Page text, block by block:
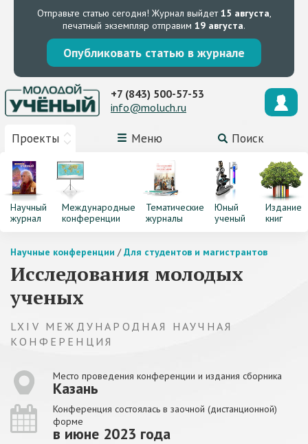
Отправьте статью сегодня! Журнал выйдет15 августа,
печатный экземпляр отправим 19 августа.
Опубликовать статью в журнале
Проекты Меню Поиск
+7 (843) 500-57-53
info@moluch.ru
Научный
журнал
Международные
конференции
Тематические
журналы
Юный
ученый
Издание
книг
Научные конференции /Для студентов и магистрантов
Исследования молодых
ученых
LXIV МЕЖДУНАРОДНАЯ НАУЧНАЯ
КОНФЕРЕНЦИЯ
Место проведения конференции и издания сборника
Казань
Конференция состоялась в заочной (дистанционной)
форме
в июне 2023 года